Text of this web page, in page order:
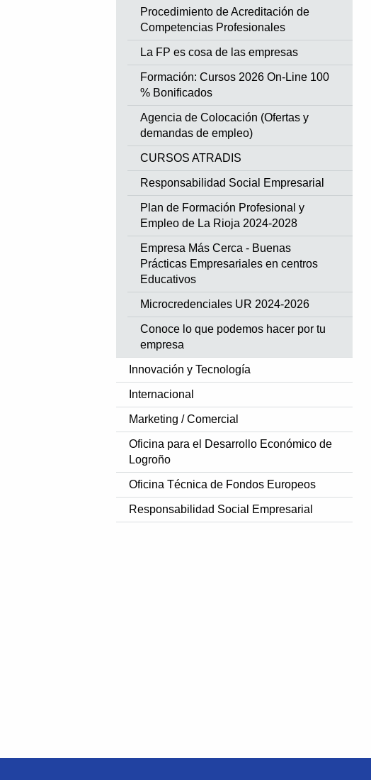
Procedimiento de Acreditación de
Competencias Profesionales
La FP es cosa de las empresas
Formación: Cursos 2026 On-Line 100
% Bonificados
Agencia de Colocación (Ofertas y
demandas de empleo)
CURSOS ATRADIS
Responsabilidad Social Empresarial
Plan de Formación Profesional y
Empleo de La Rioja 2024-2028
Empresa Más Cerca - Buenas
Prácticas Empresariales en centros
Educativos
Microcredenciales UR 2024-2026
Conoce lo que podemos hacer por tu
empresa
Innovación y Tecnología
Internacional
Marketing / Comercial
Oficina para el Desarrollo Económico de
Logroño
Oficina Técnica de Fondos Europeos
Responsabilidad Social Empresarial